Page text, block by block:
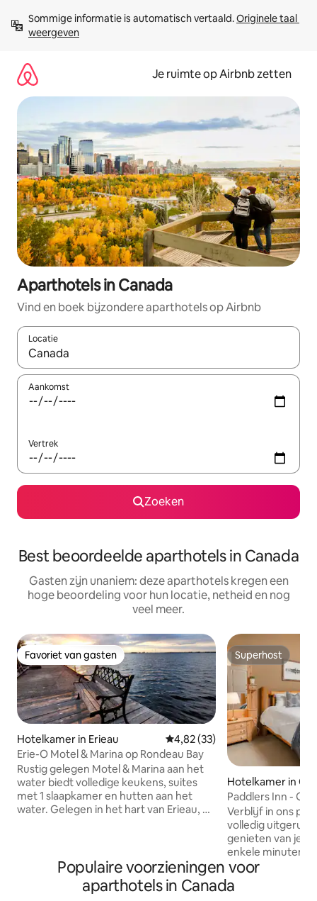
direct
naar
Sommige informatie is automatisch vertaald. Originele taal
weergeven
Je ruimte op Airbnb zetten
Aparthotels in Canada
Vind en boek bijzondere aparthotels op Airbnb
Locatie
Wanneer er suggesties beschikbaar zijn, maak je een keuze
Aankomst
Vertrek
Zoeken
Best beoordeelde aparthotels in Canada
Gasten zijn unaniem: deze aparthotels kregen een
hoge beoordeling voor hun locatie, netheid en nog
veel meer.
Favoriet van gasten
Favoriet van gasten
Hotelkamer in Erieau Gemiddelde beoordeling van
4,82 (33)
Erie-O Motel & Marina op Rondeau Bay
Rustig gelegen Motel & Marina aan het
water biedt volledige keukens, suites
met 1 slaapkamer en hutten aan het
water. Gelegen in het hart van Erieau, op
zonsondergangen, BBQ, kampvuren en
een goede sfeer, direct aan onze
waterkant. We zijn in het hart van Erieau
Superhost
Superhost
Hotelkamer in
Paddlers Inn -
Charmant
Verblijf in ons
volledig
genieten van je
enkele minuten
Tilley Memorial
verborgen
Lake. Er zijn
Populaire voorzieningen voor
aparthotels in Canada